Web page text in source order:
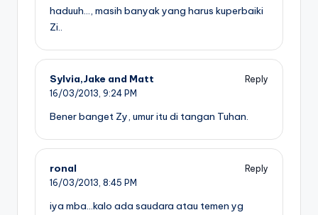
haduuh…, masih banyak yang harus kuperbaiki
Zi..
Sylvia,Jake and Matt
Reply
16/03/2013, 9:24 PM
Bener banget Zy, umur itu di tangan Tuhan.
ronal
Reply
16/03/2013, 8:45 PM
iya mba…kalo ada saudara atau temen yg